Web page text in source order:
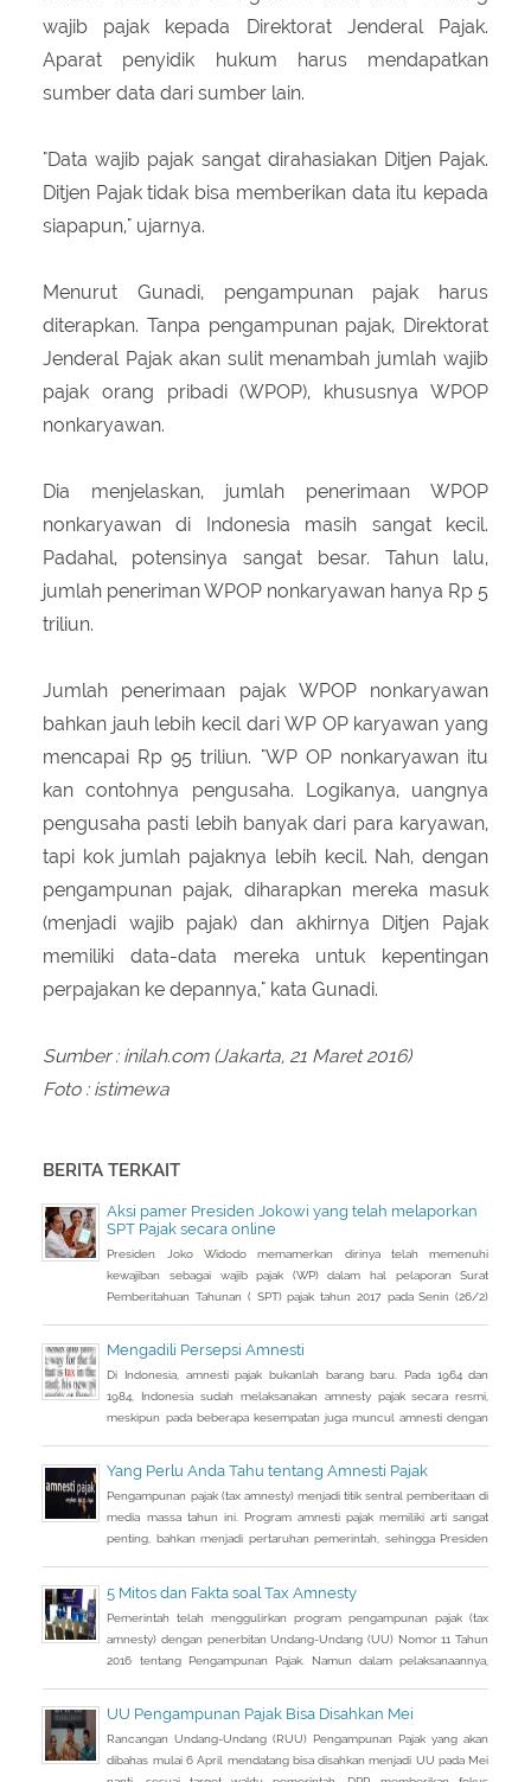
wajib pajak kepada Direktorat Jenderal Pajak.
Aparat penyidik hukum harus mendapatkan
sumber data dari sumber lain.
"Data wajib pajak sangat dirahasiakan Ditjen Pajak.
Ditjen Pajak tidak bisa memberikan data itu kepada
siapapun," ujarnya.
Menurut Gunadi, pengampunan pajak harus
diterapkan. Tanpa pengampunan pajak, Direktorat
Jenderal Pajak akan sulit menambah jumlah wajib
pajak orang pribadi (WPOP), khususnya WPOP
nonkaryawan.
Dia menjelaskan, jumlah penerimaan WPOP
nonkaryawan di Indonesia masih sangat kecil.
Padahal, potensinya sangat besar. Tahun lalu,
jumlah peneriman WPOP nonkaryawan hanya Rp 5
triliun.
Jumlah penerimaan pajak WPOP nonkaryawan
bahkan jauh lebih kecil dari WP OP karyawan yang
mencapai Rp 95 triliun. "WP OP nonkaryawan itu
kan contohnya pengusaha. Logikanya, uangnya
pengusaha pasti lebih banyak dari para karyawan,
tapi kok jumlah pajaknya lebih kecil. Nah, dengan
pengampunan pajak, diharapkan mereka masuk
(menjadi wajib pajak) dan akhirnya Ditjen Pajak
memiliki data-data mereka untuk kepentingan
perpajakan ke depannya," kata Gunadi.
Sumber : inilah.com (Jakarta, 21 Maret 2016)
Foto : istimewa
BERITA TERKAIT
Aksi pamer Presiden Jokowi yang telah melaporkan
SPT Pajak secara online
Presiden Joko Widodo memamerkan dirinya telah memenuhi
kewajiban sebagai wajib pajak (WP) dalam hal pelaporan Surat
Pemberitahuan Tahunan ( SPT) pajak tahun 2017 pada Senin (26/2)
Mengadili Persepsi Amnesti
Di Indonesia, amnesti pajak bukanlah barang baru. Pada 1964 dan
1984, Indonesia sudah melaksanakan amnesty pajak secara resmi,
meskipun pada beberapa kesempatan juga muncul amnesti dengan
Yang Perlu Anda Tahu tentang Amnesti Pajak
Pengampunan pajak (tax amnesty) menjadi titik sentral pemberitaan di
media massa tahun ini. Program amnesti pajak memiliki arti sangat
penting, bahkan menjadi pertaruhan pemerintah, sehingga Presiden
5 Mitos dan Fakta soal Tax Amnesty
Pemerintah telah menggulirkan program pengampunan pajak (tax
amnesty) dengan penerbitan Undang-Undang (UU) Nomor 11 Tahun
2016 tentang Pengampunan Pajak. Namun dalam pelaksanaannya,
UU Pengampunan Pajak Bisa Disahkan Mei
Rancangan Undang-Undang (RUU) Pengampunan Pajak yang akan
dibahas mulai 6 April mendatang bisa disahkan menjadi UU pada Mei